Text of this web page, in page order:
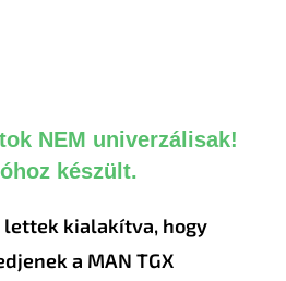
NEM univerzálisak!
készült.
lettek kialakítva, hogy
a MAN TGX